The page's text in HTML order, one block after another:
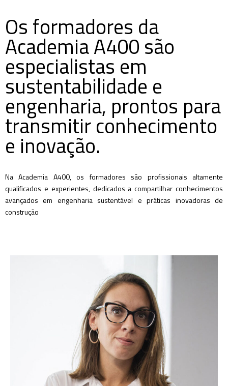
Os formadores da
Academia A400 são
especialistas em
sustentabilidade e
engenharia, prontos para
transmitir conhecimento
e inovação.
Na Academia A400, os formadores são profissionais altamente
qualificados e experientes, dedicados a compartilhar conhecimentos
avançados em engenharia sustentável e práticas inovadoras de
construção